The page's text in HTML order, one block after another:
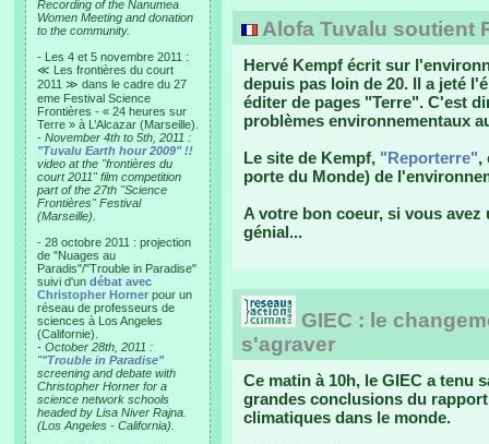
Recording of the Nanumea
Women Meeting and donation
to the community.
- Les 4 et 5 novembre 2011 :
≪ Les frontières du court
2011 ≫ dans le cadre du 27
eme Festival Science
Frontières - « 24 heures sur
Terre » à L’Alcazar (Marseille).
- November 4th to 5th, 2011 :
"Tuvalu Earth hour 2009" !!
video at the "frontières du
court 2011" film competition
part of the 27th "Science
Frontières" Festival
(Marseille).
- 28 octobre 2011 : projection
de "Nuages au
Paradis"/"Trouble in Paradise"
suivi d'un débat avec
Christopher Horner pour un
réseau de professeurs de
sciences à Los Angeles
(Californie).
- October 28th, 2011 :
""Trouble in Paradise"
screening and debate with
Christopher Horner for a
science network schools
headed by Lisa Niver Rajna.
(Los Angeles - California).
Alofa Tuvalu soutient
Hervé Kempf écrit sur
depuis pas loin de 20. Il a jeté
éditer de pages "Terre". C'est
problèmes environnementaux
Le site de Kempf, "Reporterre",
porte du Monde) de
A votre bon coeur, si vous
génial...
GIEC : le
s'agraver
Ce matin à 10h, le GIEC a tenu
grandes conclusions du
climatiques dans le monde.